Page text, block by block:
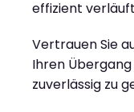
effizient
Vertrauen Sie
Ihren
zuverlässig zu